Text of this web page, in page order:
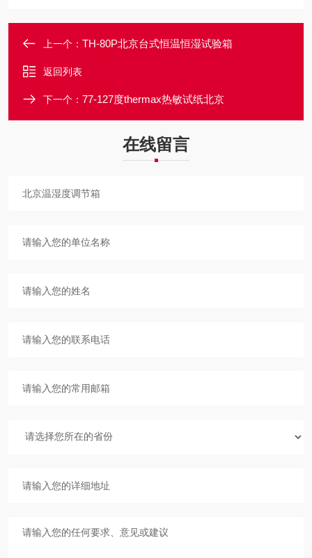
上一个： TH-80P北京台式恒温恒湿试验箱
返回列表
下一个： 77-127度thermax热敏试纸北京
在线留言